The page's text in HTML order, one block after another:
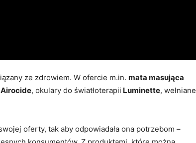
ze zdrowiem. W ofercie m.in. mata masująca
, okulary do światłoterapii Luminette, wełniane
oferty, tak aby odpowiadała ona potrzebom –